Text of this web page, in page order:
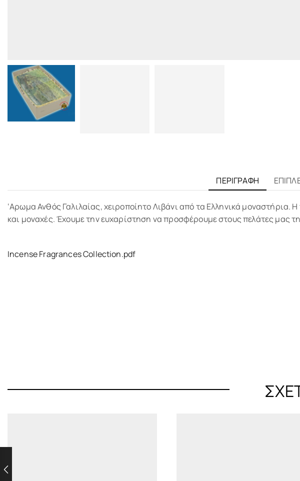
ΠΕΡΙΓΡΑΦΉ
‘Αρωμα Ανθός Γαλιλαίας, χειροποίητο Λιβάνι από τα Ελληνικά
και μοναχές. Έχουμε την ευχαρίστηση να προσφέρουμε στους πελάτες μας
Incense Fragrances Collection.pdf